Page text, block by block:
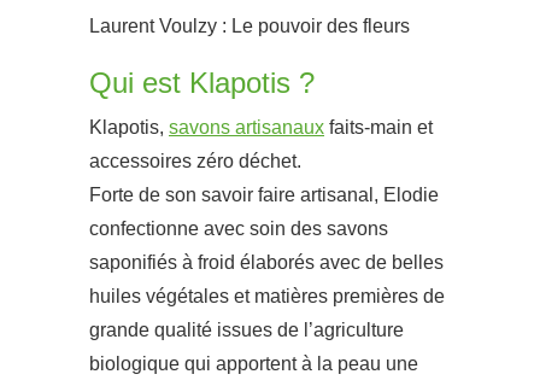
Laurent Voulzy : Le pouvoir des fleurs
Qui est Klapotis ?
Klapotis, savons artisanaux faits-main et
accessoires zéro déchet.
Forte de son savoir faire artisanal, Elodie
confectionne avec soin des savons
saponifiés à froid élaborés avec de belles
huiles végétales et matières premières de
grande qualité issues de l’agriculture
biologique qui apportent à la peau une